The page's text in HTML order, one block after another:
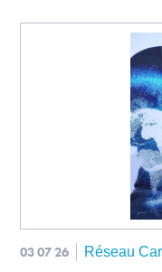
03 07 26 Réseau